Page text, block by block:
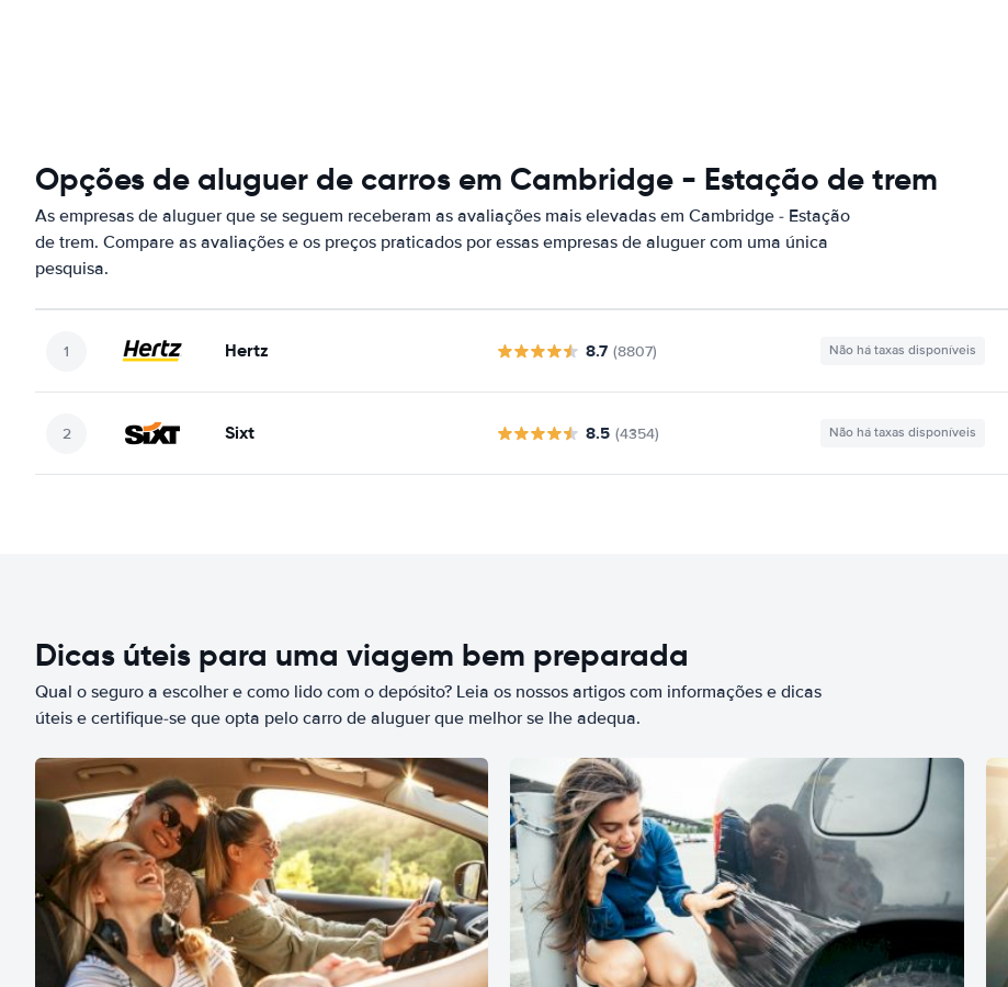
Opções de aluguer de carros em Cambridge - Estação de trem
As empresas de aluguer que se seguem receberam as avaliações mais elevadas em Cambridge - Estação
de trem. Compare as avaliações e os preços praticados por essas empresas de aluguer com uma única
pesquisa.
Hertz 8.7 (8807) Não há taxas disponíveis
Sixt 8.5 (4354) Não há taxas disponíveis
Dicas úteis para uma viagem bem preparada
Qual o seguro a escolher e como lido com o depósito? Leia os nossos artigos com informações e dicas
úteis e certifique-se que opta pelo carro de aluguer que melhor se lhe adequa.